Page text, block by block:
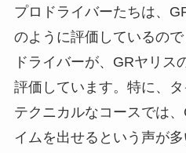
プロドライバーたちは、
のように評価しているの
ドライバーが、GRヤリス
評価しています。特に、
テクニカルなコースでは
イムを出せるという声が